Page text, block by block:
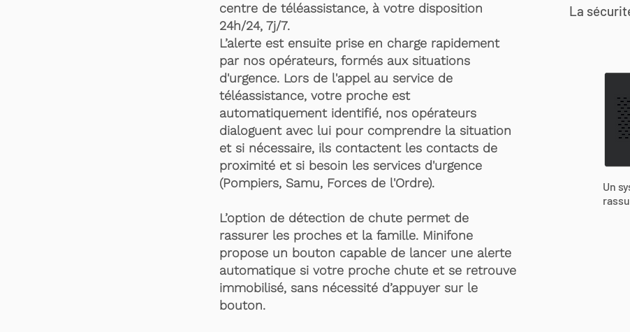
centre de téléassistance, à votre disposition
24h/24, 7j/7.
L’alerte est ensuite prise en charge rapidement
par nos opérateurs, formés aux situations
d'urgence. Lors de l'appel au service de
téléassistance, votre proche est
automatiquement identifié, nos opérateurs
dialoguent avec lui pour comprendre la situation
et si nécessaire, ils contactent les contacts de
proximité et si besoin les services d'urgence
(Pompiers, Samu, Forces de l'Ordre).
L’option de détection de chute permet de
rassurer les proches et la famille. Minifone
propose un bouton capable de lancer une alerte
automatique si votre proche chute et se retrouve
immobilisé, sans nécessité d’appuyer sur le
bouton.
La
Un